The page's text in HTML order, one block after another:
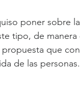
poner sobre
tipo, de
que
de las personas.